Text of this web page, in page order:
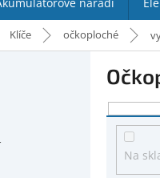
Klíče očkoploché
Na
V